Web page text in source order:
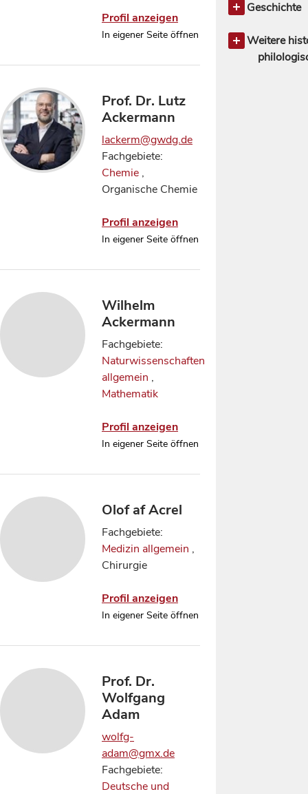
Profil anzeigen
In eigener Seite öffnen
Prof. Dr. Lutz
Ackermann
lackerm@gwdg.de
Fachgebiete:
Chemie ,
Organische Chemie
Profil anzeigen
In eigener Seite öffnen
Wilhelm
Ackermann
Fachgebiete:
Naturwissenschaften
allgemein ,
Mathematik
Profil anzeigen
In eigener Seite öffnen
Olof af Acrel
Fachgebiete:
Medizin allgemein ,
Chirurgie
Profil anzeigen
In eigener Seite öffnen
Prof. Dr.
Wolfgang
Adam
wolfg-
adam@gmx.de
Fachgebiete:
Deutsche und
Slawische
allgemein
Andere
Deutsche
Geschichte
Archäologie
Weitere